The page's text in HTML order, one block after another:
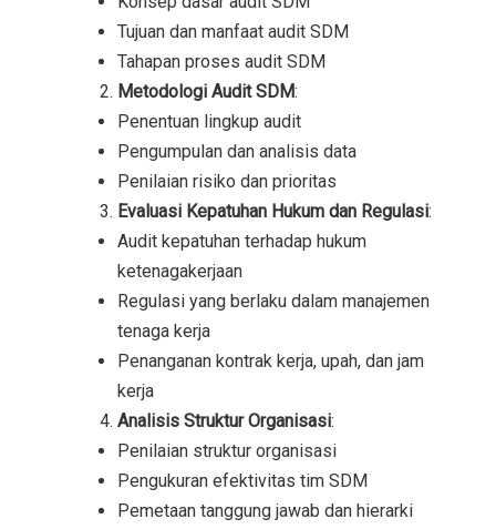
Tujuan dan manfaat audit SDM
Tahapan proses audit SDM
Metodologi Audit SDM:
Penentuan lingkup audit
Pengumpulan dan analisis data
Penilaian risiko dan prioritas
Evaluasi Kepatuhan Hukum dan Regulasi:
Audit kepatuhan terhadap hukum
ketenagakerjaan
Regulasi yang berlaku dalam manajemen
tenaga kerja
Penanganan kontrak kerja, upah, dan jam
kerja
Analisis Struktur Organisasi:
Penilaian struktur organisasi
Pengukuran efektivitas tim SDM
Pemetaan tanggung jawab dan hierarki